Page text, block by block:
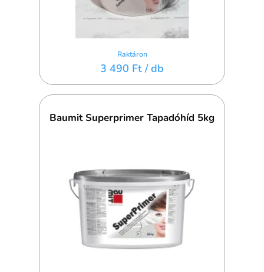
Raktáron
3 490 Ft / db
Baumit Superprimer Tapadóhíd 5kg